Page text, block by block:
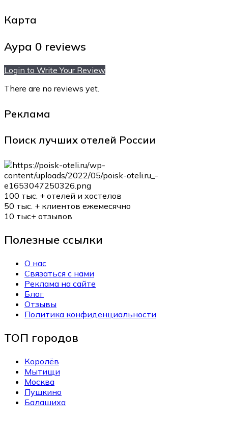
Карта
Аура 0 reviews
Login to Write Your Review
There are no reviews yet.
Реклама
Поиск лучших отелей России
100 тыс. + отелей и хостелов
50 тыс. + клиентов ежемесячно
10 тыс+ отзывов
Полезные ссылки
О нас
Связаться с нами
Реклама на сайте
Блог
Отзывы
Политика конфиденциальности
ТОП городов
Королёв
Мытищи
Москва
Пушкино
Балашиха